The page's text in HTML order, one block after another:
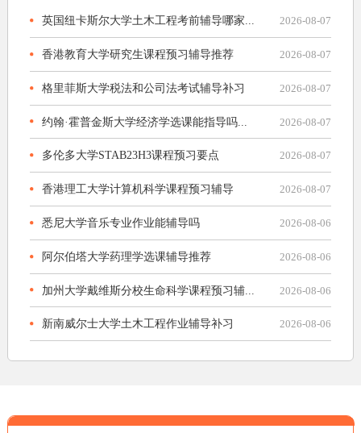
英国纽卡斯尔大学土木工程考前辅导哪家... 2026-08-07
香港教育大学研究生课程预习辅导推荐 2026-08-07
格里菲斯大学税法和公司法考试辅导补习 2026-08-07
约翰·霍普金斯大学经济学选课能指导吗... 2026-08-07
多伦多大学STAB23H3课程预习要点 2026-08-07
香港理工大学计算机科学课程预习辅导 2026-08-07
悉尼大学音乐专业作业能辅导吗 2026-08-06
阿尔伯塔大学药理学选课辅导推荐 2026-08-06
加州大学戴维斯分校生命科学课程预习辅... 2026-08-06
新南威尔士大学土木工程作业辅导补习 2026-08-06